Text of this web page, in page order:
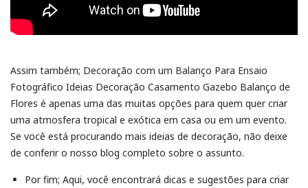
Assim também; Decoração com um Balanço Para Ensaio
Fotográfico Ideias Decoração Casamento Gazebo Balanço de
Flores é apenas uma das muitas opções para quem quer criar
uma atmosfera tropical e exótica em casa ou em um evento.
Se você está procurando mais ideias de decoração, não deixe
de conferir o nosso blog completo sobre o assunto.
Por fim; Aqui, você encontrará dicas e sugestões para criar